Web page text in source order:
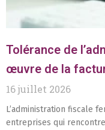
Tolérance de
œuvre de la
16 juillet 2026
L’administration fiscale
entreprises qui